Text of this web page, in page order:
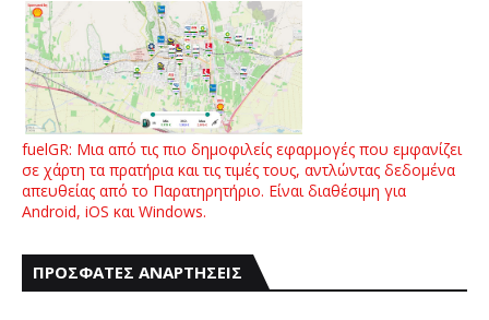
fuelGR: Μια από τις πιο δημοφιλείς εφαρμογές που εμφανίζει
σε χάρτη τα πρατήρια και τις τιμές τους, αντλώντας δεδομένα
απευθείας από το Παρατηρητήριο. Είναι διαθέσιμη για
Android, iOS και Windows.
ΠΡΟΣΦΑΤΕΣ ΑΝΑΡΤΗΣΕΙΣ